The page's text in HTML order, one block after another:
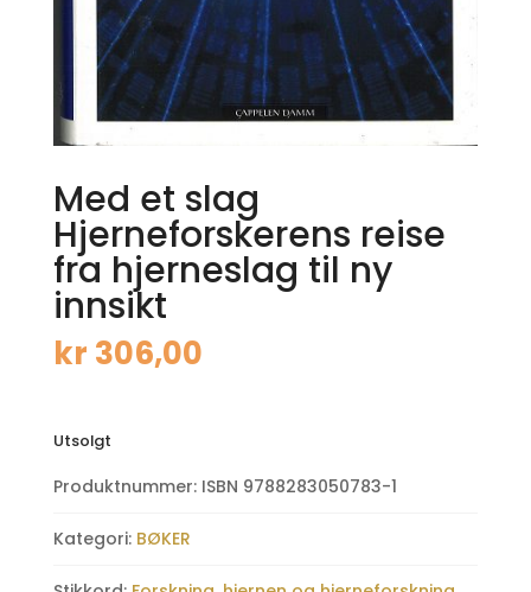
Med et slag
Hjerneforskerens reise
fra hjerneslag til ny
innsikt
kr 306,00
Utsolgt
Produktnummer: ISBN 9788283050783-1
Kategori: BØKER